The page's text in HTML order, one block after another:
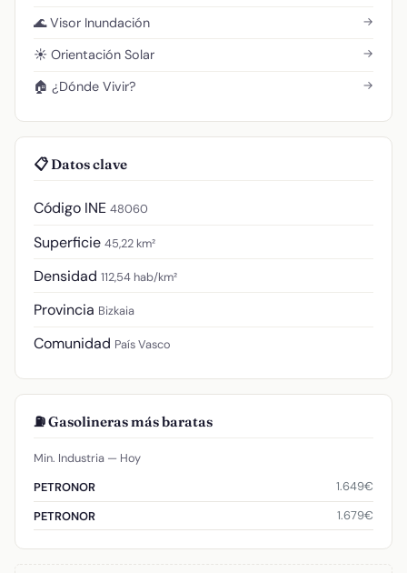
🌊 Visor Inundación →
☀️ Orientación Solar →
🏠 ¿Dónde Vivir? →
📋 Datos clave
Código INE 48060
Superficie 45,22 km²
Densidad 112,54 hab/km²
Provincia Bizkaia
Comunidad País Vasco
⛽ Gasolineras más baratas
Min. Industria — Hoy
PETRONOR
1.649€
PETRONOR
1.679€